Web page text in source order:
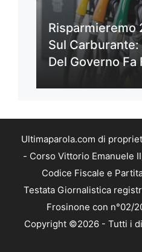
Risparmieremo
Sul Carburante:
Del Governo Fa
Ultimaparola.com di
- Corso Vittorio Emanuele
Codice Fiscale e
Testata Giornalistica
Frosinone con n°02/
Copyright ©2026 - Tutti i